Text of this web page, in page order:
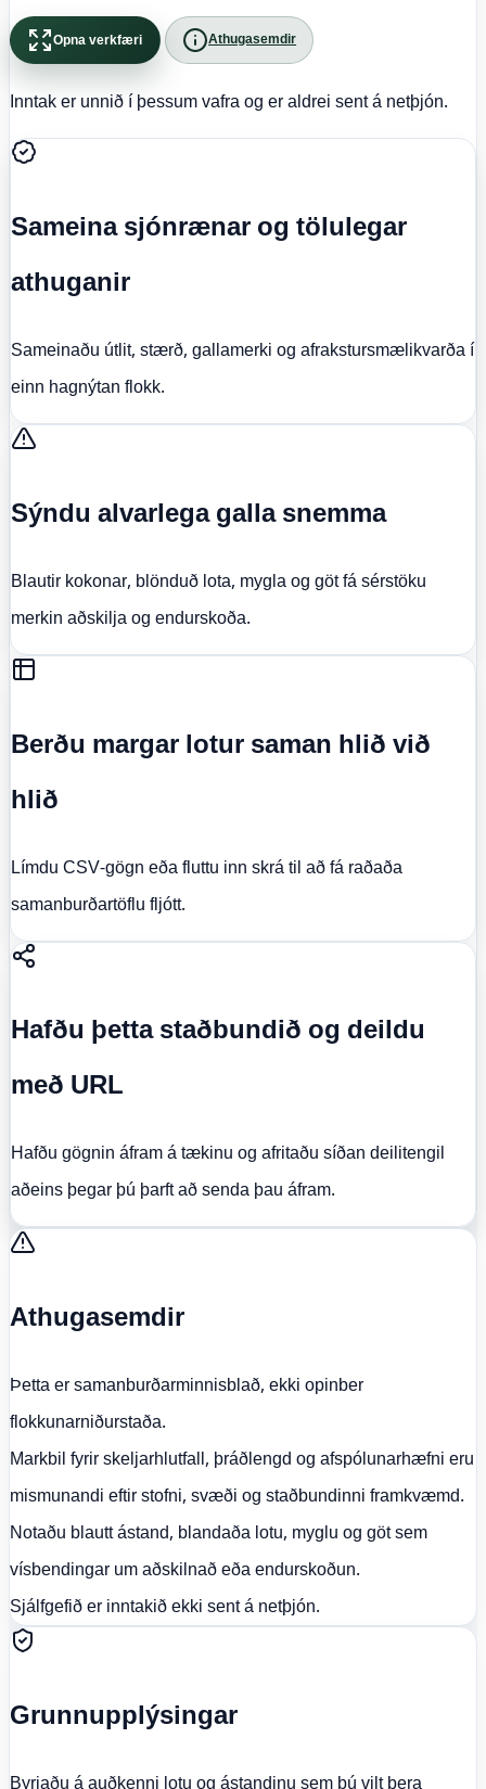
Opna verkfæri Athugasemdir
Inntak er unnið í þessum vafra og er aldrei sent á netþjón.
Sameina sjónrænar og tölulegar
athuganir
Sameinaðu útlit, stærð, gallamerki og afrakstursmælikvarða í
einn hagnýtan flokk.
Sýndu alvarlega galla snemma
Blautir kokonar, blönduð lota, mygla og göt fá sérstöku
merkin aðskilja og endurskoða.
Berðu margar lotur saman hlið við
hlið
Límdu CSV-gögn eða fluttu inn skrá til að fá raðaða
samanburðartöflu fljótt.
Hafðu þetta staðbundið og deildu
með URL
Hafðu gögnin áfram á tækinu og afritaðu síðan deilitengil
aðeins þegar þú þarft að senda þau áfram.
Athugasemdir
Þetta er samanburðarminnisblað, ekki opinber
flokkunarniðurstaða.
Markbil fyrir skeljarhlutfall, þráðlengd og afspólunarhæfni eru
mismunandi eftir stofni, svæði og staðbundinni framkvæmd.
Notaðu blautt ástand, blandaða lotu, myglu og göt sem
vísbendingar um aðskilnað eða endurskoðun.
Sjálfgefið er inntakið ekki sent á netþjón.
Grunnupplýsingar